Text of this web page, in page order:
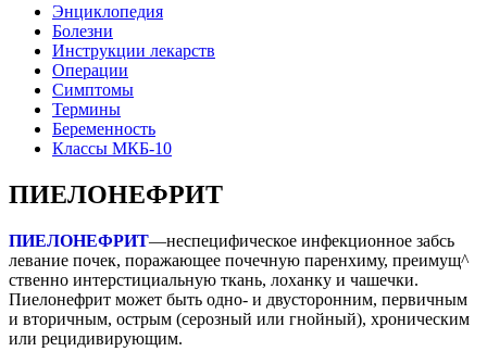
Энциклопедия
Болезни
Инструкции лекарств
Операции
Симптомы
Термины
Беременность
Классы МКБ-10
ПИЕЛОНЕФРИТ
ПИЕЛОНЕФРИТ—неспецифическое инфекционное забсь
левание почек, поражающее почечную паренхиму, преимущ^
ственно интерстициальную ткань, лоханку и чашечки.
Пиелонефрит может быть одно- и двусторонним, первичным
и вторичным, острым (серозный или гнойный), хроническим
или рецидивирующим.